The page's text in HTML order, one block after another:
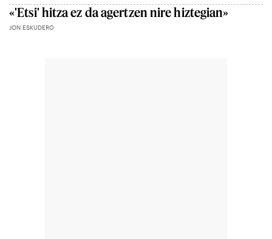
«'Etsi' hitza ez da agertzen nire hiztegian»
JON ESKUDERO